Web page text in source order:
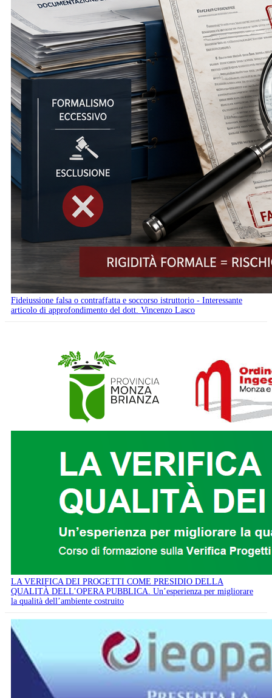
Fideiussione falsa o contraffatta e soccorso istruttorio - Interessante
articolo di approfondimento del dott. Vincenzo Lasco
LA VERIFICA DEI PROGETTI COME PRESIDIO DELLA
QUALITÀ DELL’OPERA PUBBLICA. Un’esperienza per migliorare
la qualità dell’ambiente costruito